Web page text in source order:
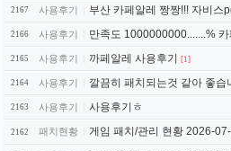
2167 사용후기 부산 카페알레 짱짱!!! 자비스
2166 사용후기 만족도 1000000000.......%
2165 사용후기 까페알레 사용후기 [1]
2164 사용후기 깔끔히 패치되는것 같아 좋습
2163 사용후기 사용후기ㅎ
2162 패치현황 게임 패치/관리 현황 2026-